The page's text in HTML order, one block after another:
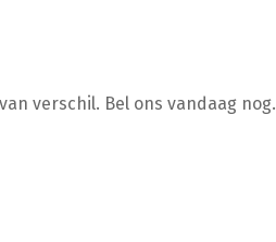
verschil. Bel ons vandaag nog.